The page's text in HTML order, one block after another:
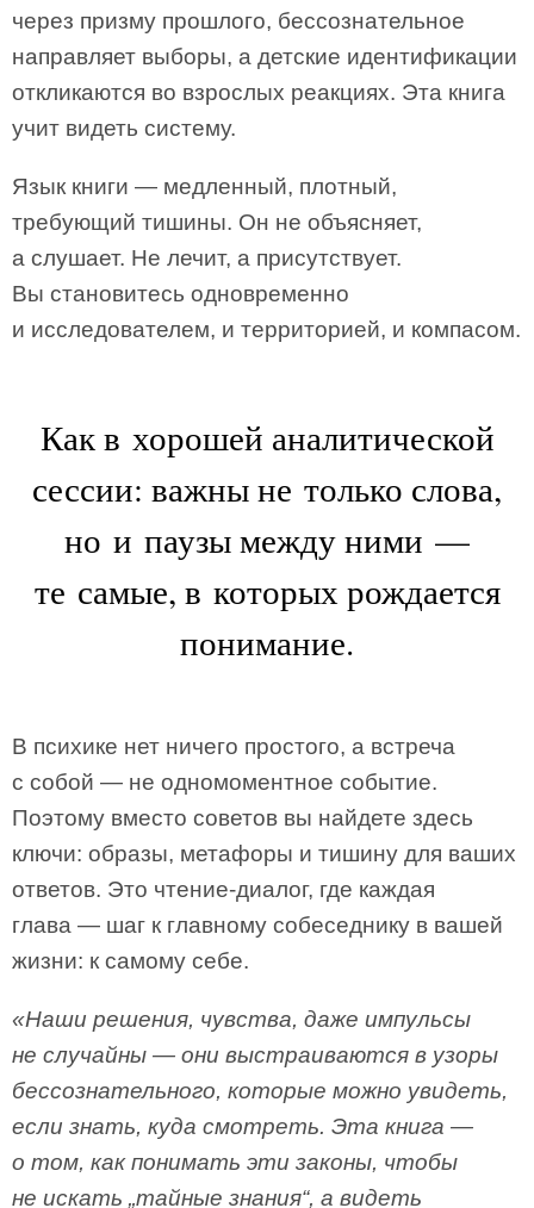
через призму прошлого, бессознательное
направляет выборы, а детские идентификации
откликаются во взрослых реакциях. Эта книга
учит видеть систему.
Язык книги — медленный, плотный,
требующий тишины. Он не объясняет,
а слушает. Не лечит, а присутствует.
Вы становитесь одновременно
и исследователем, и территорией, и компасом.
Как в хорошей аналитической
сессии: важны не только слова,
но и паузы между ними —
те самые, в которых рождается
понимание.
В психике нет ничего простого, а встреча
с собой — не одномоментное событие.
Поэтому вместо советов вы найдете здесь
ключи: образы, метафоры и тишину для ваших
ответов. Это чтение-диалог, где каждая
глава — шаг к главному собеседнику в вашей
жизни: к самому себе.
«Наши решения, чувства, даже импульсы
не случайны — они выстраиваются в узоры
бессознательного, которые можно увидеть,
если знать, куда смотреть. Эта книга —
о том, как понимать эти законы, чтобы
не искать „тайные знания“, а видеть